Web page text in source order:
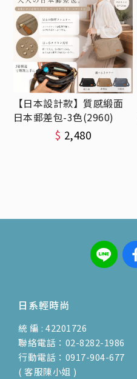
【日本設計款】質感緞面
日本郵差包-3色(2960)
$ 2,480
日系輕時尚
統 編 : 42201726
聯絡電話：02-8282-1986
行動電話：0917-904-677
( 客服陳小姐 )